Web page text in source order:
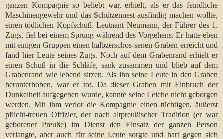
ganzen Kompagnie so beliebt war, erhielt, als er das feindliche
Maschinengewehr und das Schützennest ausfindig machen wollte,
einen tödlichen Kopfschuß. Leutnant Neumann, der Führer des 1.
Zugs, fiel bei einem Sprung während des Vorgehens. Er hatte eben
mit einigen Gruppen einen halbzerschos-senen Graben erreicht und
fand hier Leute seines Zugs. Noch auf dem Grabenrand erhielt er
einen Schuß in die Schläfe, sank zusammen und blieb auf dem
Grabenrand wie lebend sitzen. Als ihn seine Leute in den Graben
herunterhoben, war er tot. Da dieser Graben mit Einbruch der
Dunkelheit aufgegeben wurde, konnte seine Leiche nicht geborgen
werden. Mit ihm verlor die Kompagnie einen tüchtigen, äußerst
pflicht-treuen Offizier, der nach altpreußischer Tradition (er war
geborener Preuße) im Dienst den Einsatz der ganzen Person
verlangte, aber auch für seine Leute sorgte und hart gegen sich